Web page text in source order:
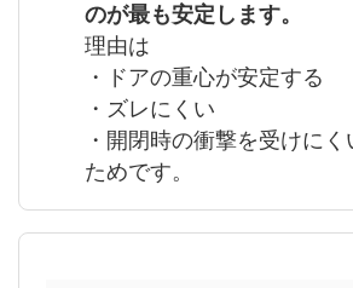
のが最も安定します。
理由は
・ドアの重心が安定する
・ズレにくい
・開閉時の衝撃を受けにく
ためです。